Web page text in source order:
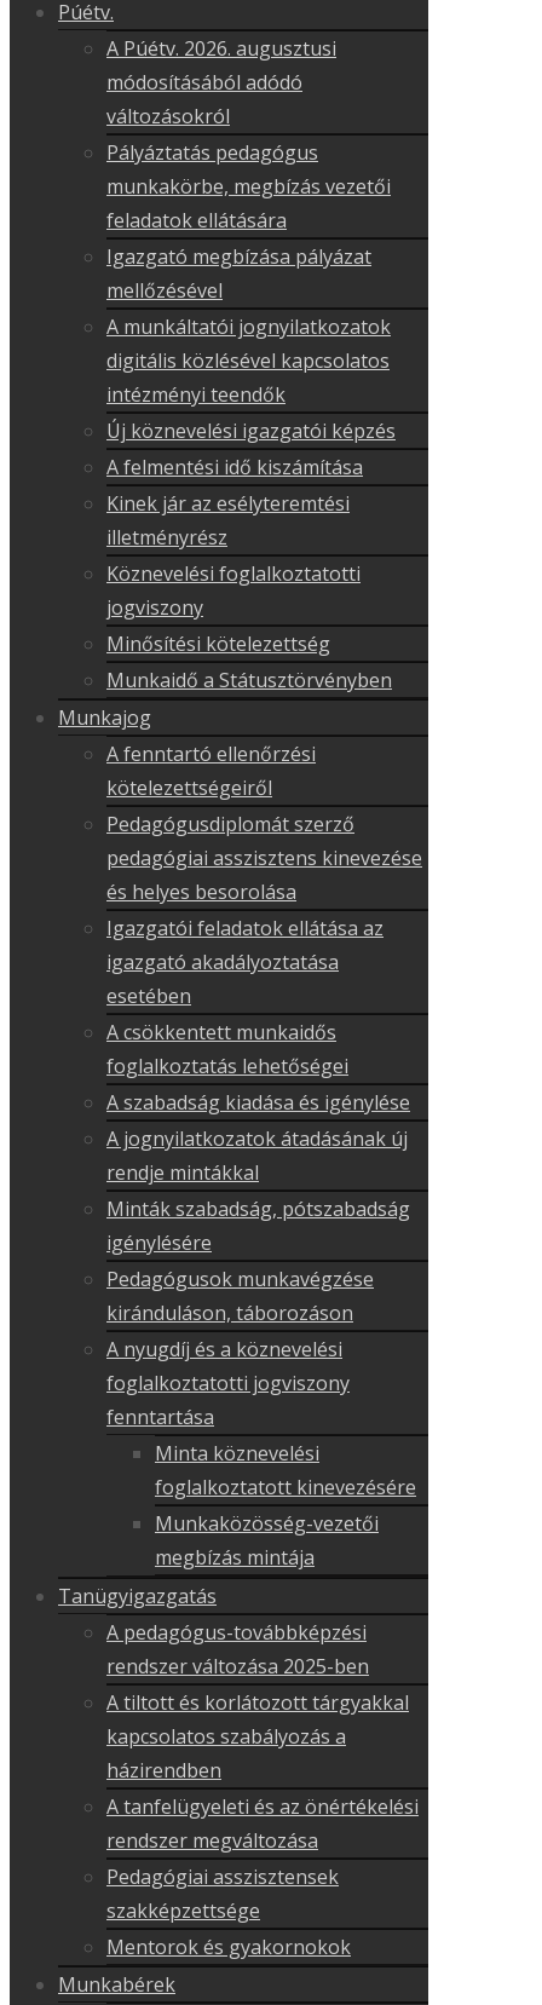
Púétv.
A Púétv. 2026. augusztusi
módosításából adódó
változásokról
Pályáztatás pedagógus
munkakörbe, megbízás vezetői
feladatok ellátására
Igazgató megbízása pályázat
mellőzésével
A munkáltatói jognyilatkozatok
digitális közlésével kapcsolatos
intézményi teendők
Új köznevelési igazgatói képzés
A felmentési idő kiszámítása
Kinek jár az esélyteremtési
illetményrész
Köznevelési foglalkoztatotti
jogviszony
Minősítési kötelezettség
Munkaidő a Státusztörvényben
Munkajog
A fenntartó ellenőrzési
kötelezettségeiről
Pedagógusdiplomát szerző
pedagógiai asszisztens kinevezése
és helyes besorolása
Igazgatói feladatok ellátása az
igazgató akadályoztatása
esetében
A csökkentett munkaidős
foglalkoztatás lehetőségei
A szabadság kiadása és igénylése
A jognyilatkozatok átadásának új
rendje mintákkal
Minták szabadság, pótszabadság
igénylésére
Pedagógusok munkavégzése
kiránduláson, táborozáson
A nyugdíj és a köznevelési
foglalkoztatotti jogviszony
fenntartása
Minta köznevelési
foglalkoztatott kinevezésére
Munkaközösség-vezetői
megbízás mintája
Tanügyigazgatás
A pedagógus-továbbképzési
rendszer változása 2025-ben
A tiltott és korlátozott tárgyakkal
kapcsolatos szabályozás a
házirendben
A tanfelügyeleti és az önértékelési
rendszer megváltozása
Pedagógiai asszisztensek
szakképzettsége
Mentorok és gyakornokok
Munkabérek